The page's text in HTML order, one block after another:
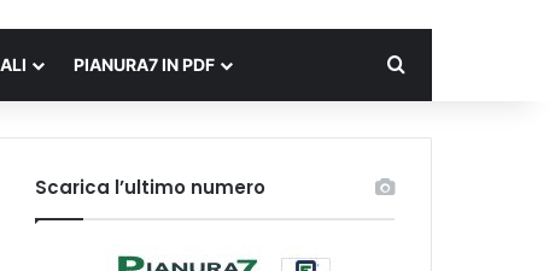
PIANURA7 IN PDF Cerca
Scarica l’ultimo numero